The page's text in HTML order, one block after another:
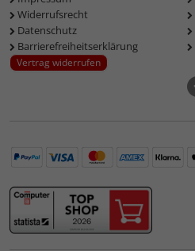
Widerrufsrecht
Datenschutz
Barrierefreiheitserklärung
Vertrag widerrufen